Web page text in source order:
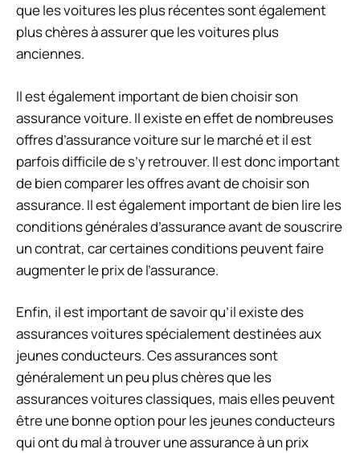
que les voitures les plus récentes sont également
plus chères à assurer que les voitures plus
anciennes.
Il est également important de bien choisir son
assurance voiture. Il existe en effet de nombreuses
offres d’assurance voiture sur le marché et il est
parfois difficile de s’y retrouver. Il est donc important
de bien comparer les offres avant de choisir son
assurance. Il est également important de bien lire les
conditions générales d’assurance avant de souscrire
un contrat, car certaines conditions peuvent faire
augmenter le prix de l’assurance.
Enfin, il est important de savoir qu’il existe des
assurances voitures spécialement destinées aux
jeunes conducteurs. Ces assurances sont
généralement un peu plus chères que les
assurances voitures classiques, mais elles peuvent
être une bonne option pour les jeunes conducteurs
qui ont du mal à trouver une assurance à un prix